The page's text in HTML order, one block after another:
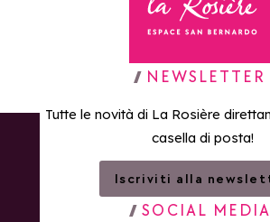
Torna alla
NEWSLETTER
Tutte le novità di La Rosière
casella di posta!
Iscriviti alla
SOCIAL MEDIA